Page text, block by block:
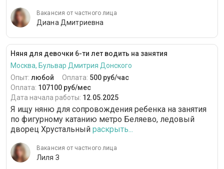
Вакансия от частного лица
Диана Дмитриевна
Няня для девочки 6-ти лет водить на занятия
Москва, Бульвар Дмитрия Донского
Опыт: любой Оплата: 500 руб/час
Оплата: 107100 руб/мес
Дата начала работы: 12.05.2025
Я ищу няню для сопровождения ребенка на занятия
по фигурному катанию метро Беляево, ледовый
дворец Хрустальный раскрыть...
Вакансия от частного лица
Лиля З